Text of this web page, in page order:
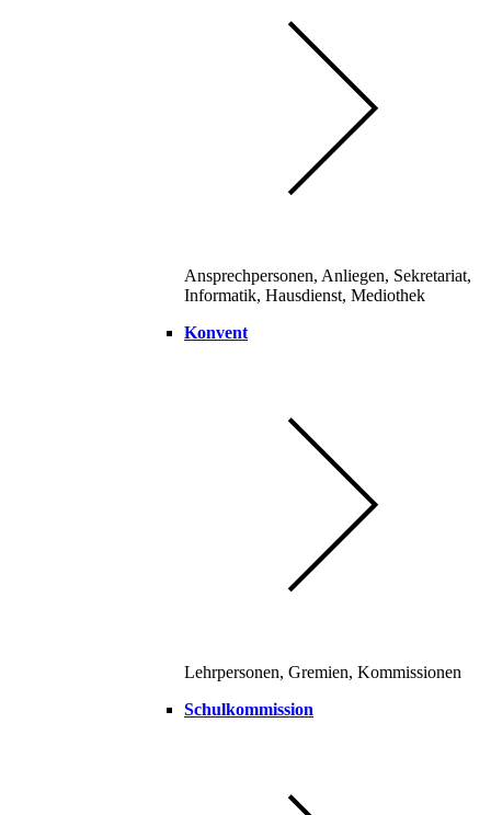
Ansprechpersonen, Anliegen, Sekretariat,
Informatik, Hausdienst, Mediothek
Konvent
Lehrpersonen, Gremien, Kommissionen
Schulkommission